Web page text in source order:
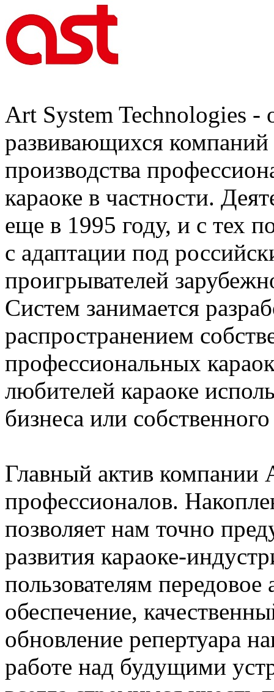
Art System Technologies -
развивающихся компаний
производства
караоке в частности.
еще в 1995 году, и с тех
с адаптации под
проигрывателей
Систем занимается
распространением
профессиональных
любителей караоке
бизнеса или
Главный актив компании
профессионалов.
позволяет нам точно
развития караоке-
пользователям
обеспечение,
обновление репертуара
работе над будущими